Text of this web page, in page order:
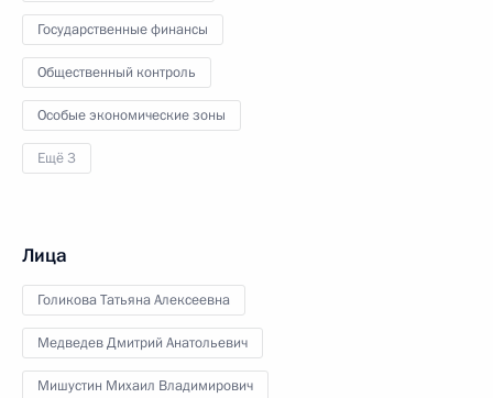
Государственные финансы
Общественный контроль
Особые экономические зоны
Ещё 3
Лица
Голикова Татьяна Алексеевна
Медведев Дмитрий Анатольевич
Мишустин Михаил Владимирович